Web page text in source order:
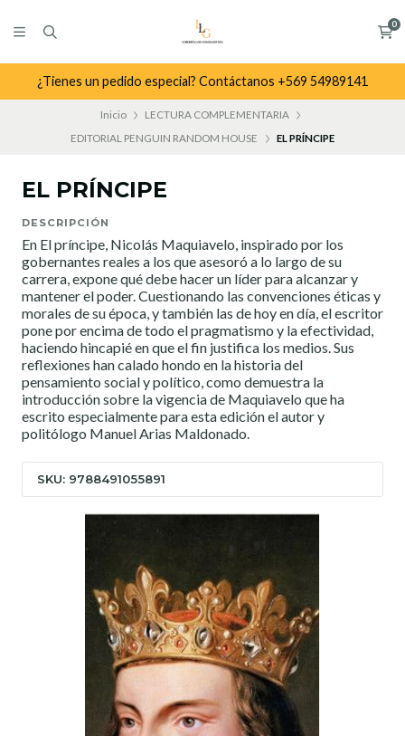
0
¿Tienes un pedido especial? Contáctanos +569 54989141
Inicio
LECTURA COMPLEMENTARIA
EDITORIAL PENGUIN RANDOM HOUSE
EL PRÍNCIPE
EL PRÍNCIPE
DESCRIPCIÓN
En El príncipe, Nicolás Maquiavelo, inspirado por los
gobernantes reales a los que asesoró a lo largo de su
carrera, expone qué debe hacer un líder para alcanzar y
mantener el poder. Cuestionando las convenciones éticas y
morales de su época, y también las de hoy en día, el escritor
pone por encima de todo el pragmatismo y la efectividad,
haciendo hincapié en que el fin justifica los medios. Sus
reflexiones han calado hondo en la historia del
pensamiento social y político, como demuestra la
introducción sobre la vigencia de Maquiavelo que ha
escrito especialmente para esta edición el autor y
politólogo Manuel Arias Maldonado.
SKU: 9788491055891